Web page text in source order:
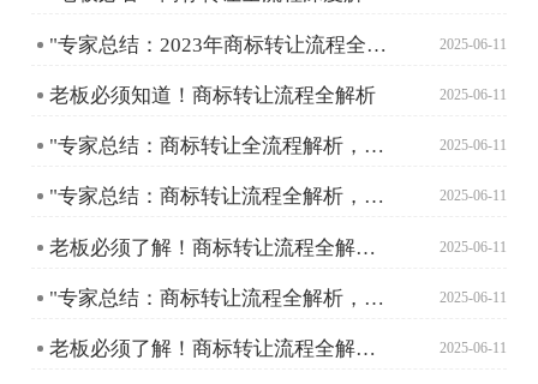
"专家总结：2023年商标转让流程全攻略，企业必备指南" 2025-06-11
老板必须知道！商标转让流程全解析 2025-06-11
"专家总结：商标转让全流程解析，助您轻松完成品牌资产转移" 2025-06-11
"专家总结：商标转让流程全解析，助您轻松完成品牌资产转移" 2025-06-11
老板必须了解！商标转让流程全解析，助您快速拥有心仪商标 2025-06-11
"专家总结：商标转让流程全解析，助您轻松完成品牌资产转移" 2025-06-11
老板必须了解！商标转让流程全解析，助您快速拥有心仪商标 2025-06-11